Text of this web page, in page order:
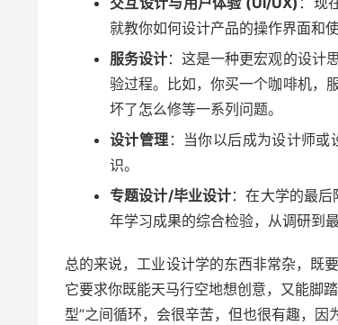
就教你如何设计产品的操作界面和
服务设计：这是一种更宏观的设计
验过程。比如，你买一个咖啡机，
坏了怎么修等一系列问题。
设计管理 ：当你以后成为设计师
识。
专题设计/毕业设计：在大学的最
年学习成果的综合检验，从调研到
总的来说，工业设计学的东西非常杂，既
它要求你既能天马行空地想创意，又能脚
型”之间循环，会很辛苦，但也很有趣，因